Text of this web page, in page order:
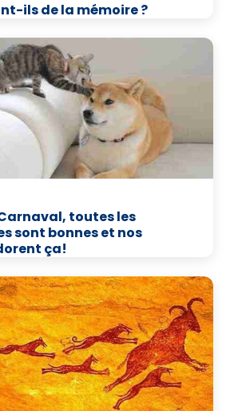
ils de la mémoire ?
toutes les
sont bonnes et nos
ça!